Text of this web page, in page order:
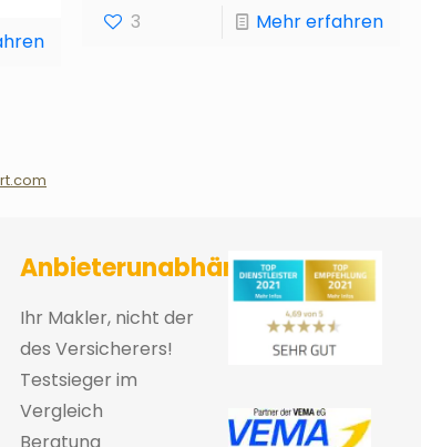
3 Mehr erfahren
Anbieterunabhängig
Ihr Makler, nicht der
des Versicherers!
Testsieger im
Vergleich